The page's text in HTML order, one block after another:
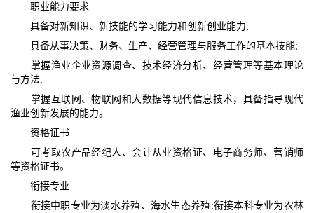
职业能力要求​
具备对新知识、新技能的学习能力和创新创业能力;​
具备从事决策、财务、生产、经营管理与服务工作的基本技能;​
掌握渔业企业资源调查、技术经济分析、经营管理等基本理论
与方法;​
掌握互联网、物联网和大数据等现代信息技术，具备指导现代
渔业创新发展的能力。​
资格证书​
可考取农产品经纪人、会计从业资格证、电子商务师、营销师
等资格证书。​
衔接专业​
衔接中职专业为淡水养殖、海水生态养殖;衔接本科专业为农林